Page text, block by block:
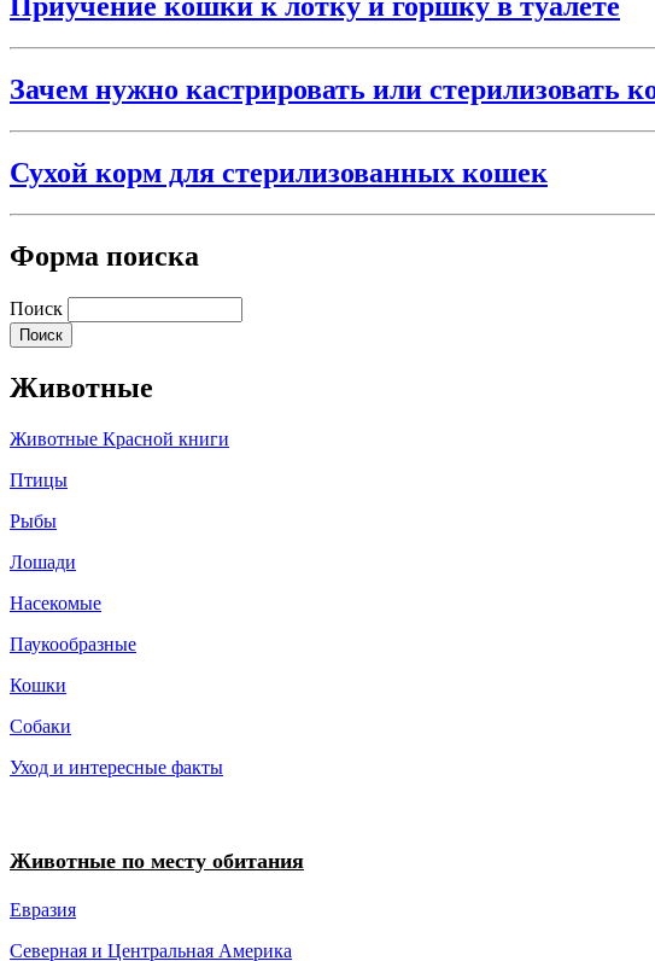
Приучение кошки к лотку и горшку в туалете
Зачем нужно кастрировать или стерилизовать
Сухой корм для стерилизованных кошек
Форма поиска
Поиск
Животные
Животные Красной книги
Птицы
Рыбы
Лошади
Насекомые
Паукообразные
Кошки
Собаки
Уход и интересные факты
Животные по месту обитания
Евразия
Северная и Центральная Америка